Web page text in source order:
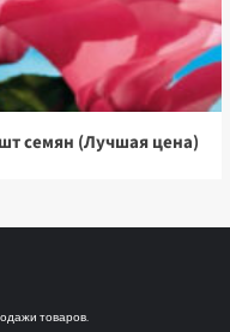
семян (Лучшая цена)
товаров.